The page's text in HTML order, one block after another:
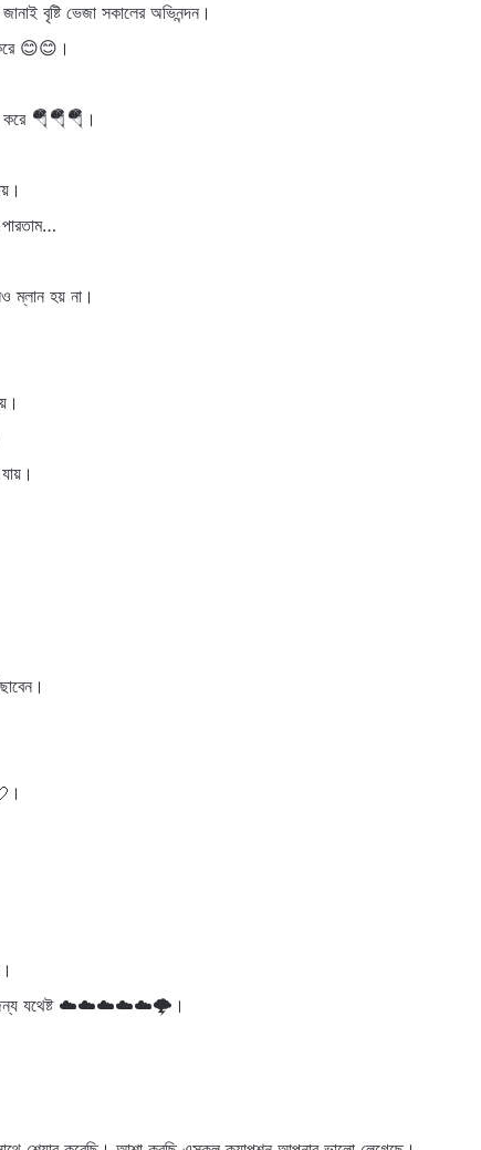
বৃষ্টি ভেজা সকালের অভিনন্দন।
😊😊।
করে 🪂🪂🪂।
ম্লান হয় না।
জন্য যথেষ্ট ☁️☁️☁️☁️☁️🌩️।